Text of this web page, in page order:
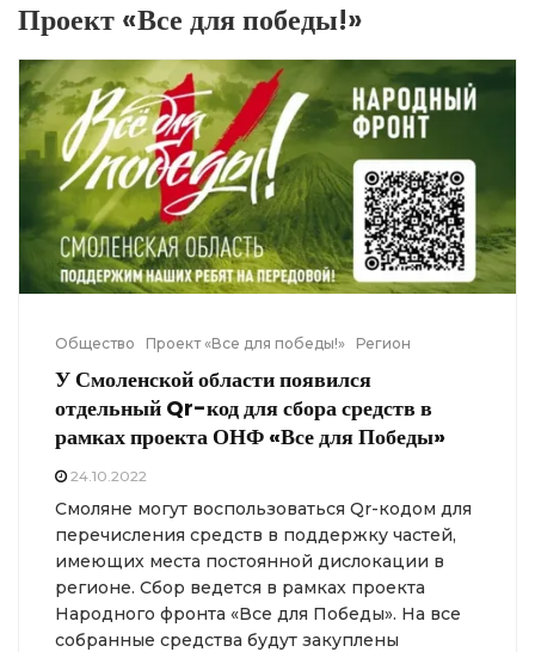
Проект «Все для победы!»
Общество Проект «Все для победы!» Регион
У Смоленской области появился
отдельный Qr-код для сбора средств в
рамках проекта ОНФ «Все для Победы»
24.10.2022
Смоляне могут воспользоваться Qr-кодом для
перечисления средств в поддержку частей,
имеющих места постоянной дислокации в
регионе. Сбор ведется в рамках проекта
Народного фронта «Все для Победы». На все
собранные средства будут закуплены